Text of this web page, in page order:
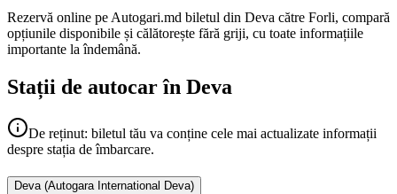
Rezervă online pe Autogari.md biletul din Deva către Forli, compară
opțiunile disponibile și călătorește fără griji, cu toate informațiile
importante la îndemână.
Stații de autocar în Deva
De reținut: biletul tău va conține cele mai actualizate informații
despre stația de îmbarcare.
Deva (Autogara International Deva)